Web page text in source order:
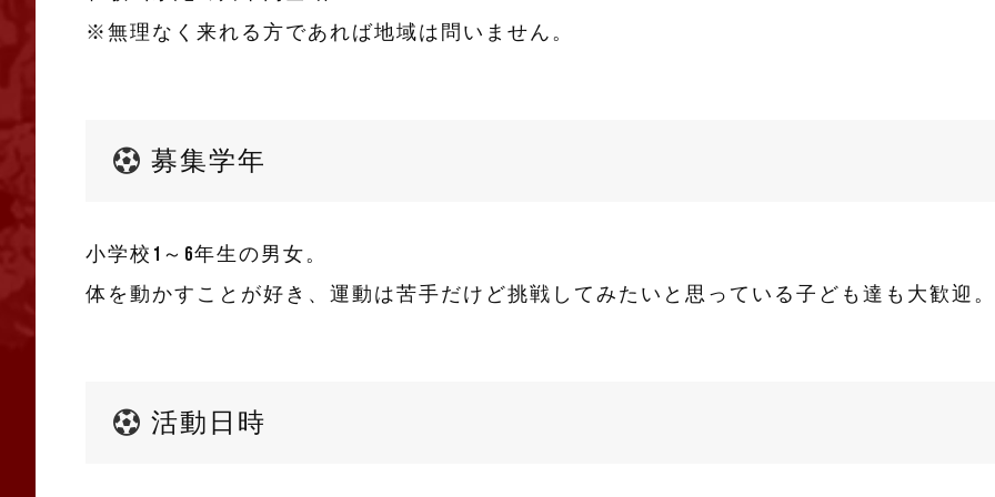
※無理なく来れる方であれば地域は問いません。
募集学年
小学校1～6年生の男女。
体を動かすことが好き、運動は苦手だけど挑戦してみたいと思っている子ども達も大歓迎。
活動日時